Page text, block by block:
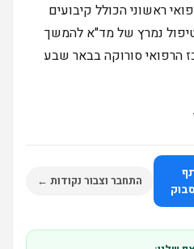
ראשוני הכולל קיבועים
טיפול נמרץ של מד"א להמשך
הרפואי סורוקה בבאר שבע
התחבר וצבור נקודות ←